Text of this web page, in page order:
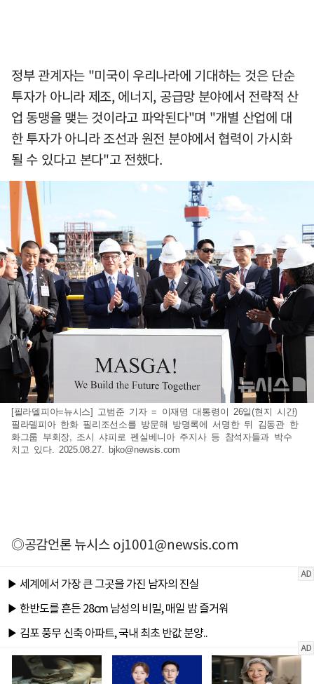
정부 관계자는 "미국이 우리나라에 기대하는 것은 단순
투자가 아니라 제조, 에너지, 공급망 분야에서 전략적 산
업 동맹을 맺는 것이라고 파악된다"며 "개별 산업에 대
한 투자가 아니라 조선과 원전 분야에서 협력이 가시화
될 수 있다고 본다"고 전했다.
[필라델피아=뉴시스] 고범준 기자 = 이재명 대통령이 26일(현지 시간)
필라델피아 한화 필리조선소를 방문해 방명록에 서명한 뒤 김동관 한
화그룹 부회장, 조시 샤피로 펜실베니아 주지사 등 참석자들과 박수
치고 있다. 2025.08.27. bjko@newsis.com
◎공감언론 뉴시스oj1001@newsis.com